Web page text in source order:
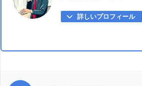
詳しいプロフィール